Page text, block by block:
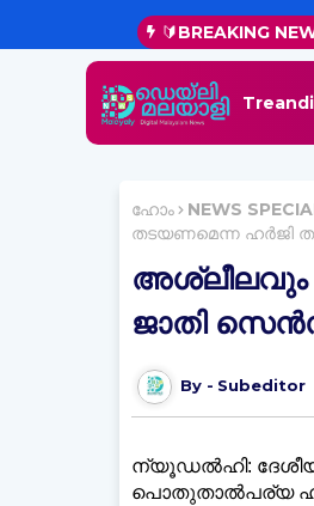
🔰BREAKING
ഹോം NEWS
തടയണമെന്ന ഹര്‍ജി
അശ്ലീലവും
ജാതി
Subeditor
ന്യൂഡല്‍ഹി: ദേശീയ
പൊതുതാല്‍പര്യ